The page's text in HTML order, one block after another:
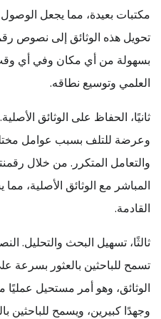
مكتبات بعيدة، مما يجعل
تحويل هذه الوثائق إلى نصوص
بسهولة من أي مكان وفي أي
العلمي وتوسيع نطاقه.
ثانيًا، الحفاظ على الوثائق
وعرضة للتلف بسبب عوامل
والتعامل المتكرر. من خلال
المباشر مع الوثائق الأصلية،
القادمة.
ثالثًا، تسهيل البحث والتحليل.
تسمح للباحثين بالعثور بسرعة
الوثائق، وهو أمر مستحيل عمليًا
وجهدًا كبيرين، ويسمح للباحثين